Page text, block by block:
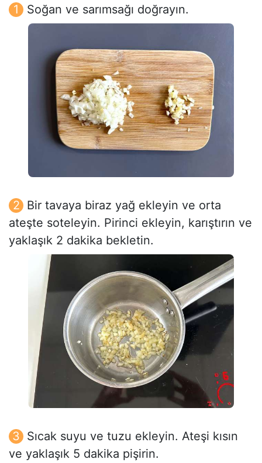
Soğan ve sarımsağı doğrayın.
Bir tavaya biraz yağ ekleyin ve orta
ateşte soteleyin. Pirinci ekleyin, karıştırın ve
yaklaşık 2 dakika bekletin.
Sıcak suyu ve tuzu ekleyin. Ateşi kısın
ve yaklaşık 5 dakika pişirin.